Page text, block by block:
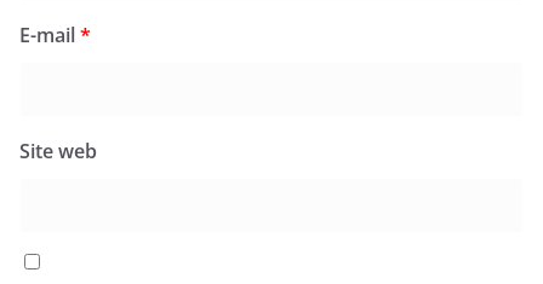
E-mail*
Site web